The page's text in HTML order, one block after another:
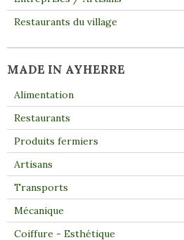
Restaurants du village
MADE IN AYHERRE
Alimentation
Restaurants
Produits fermiers
Artisans
Transports
Mécanique
Coiffure - Esthétique